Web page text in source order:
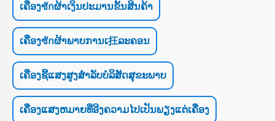
ເຄື່ອງซักຜ້າເງິນປະມານຂັ້ນສິນຄ້າ
ເຄື່ອງซักຜ້າພາບການເ抂ລະຄອນ
ເຄື່ອງຊີ້ແສງສູງສຳລັບບໍລິສັດສຸຂະພາບ
ເຄື່ອງແສງຫມາຍທີ່ອີງຄວາມໄປເປັນພຽງແຕ່ເຄື່ອງ